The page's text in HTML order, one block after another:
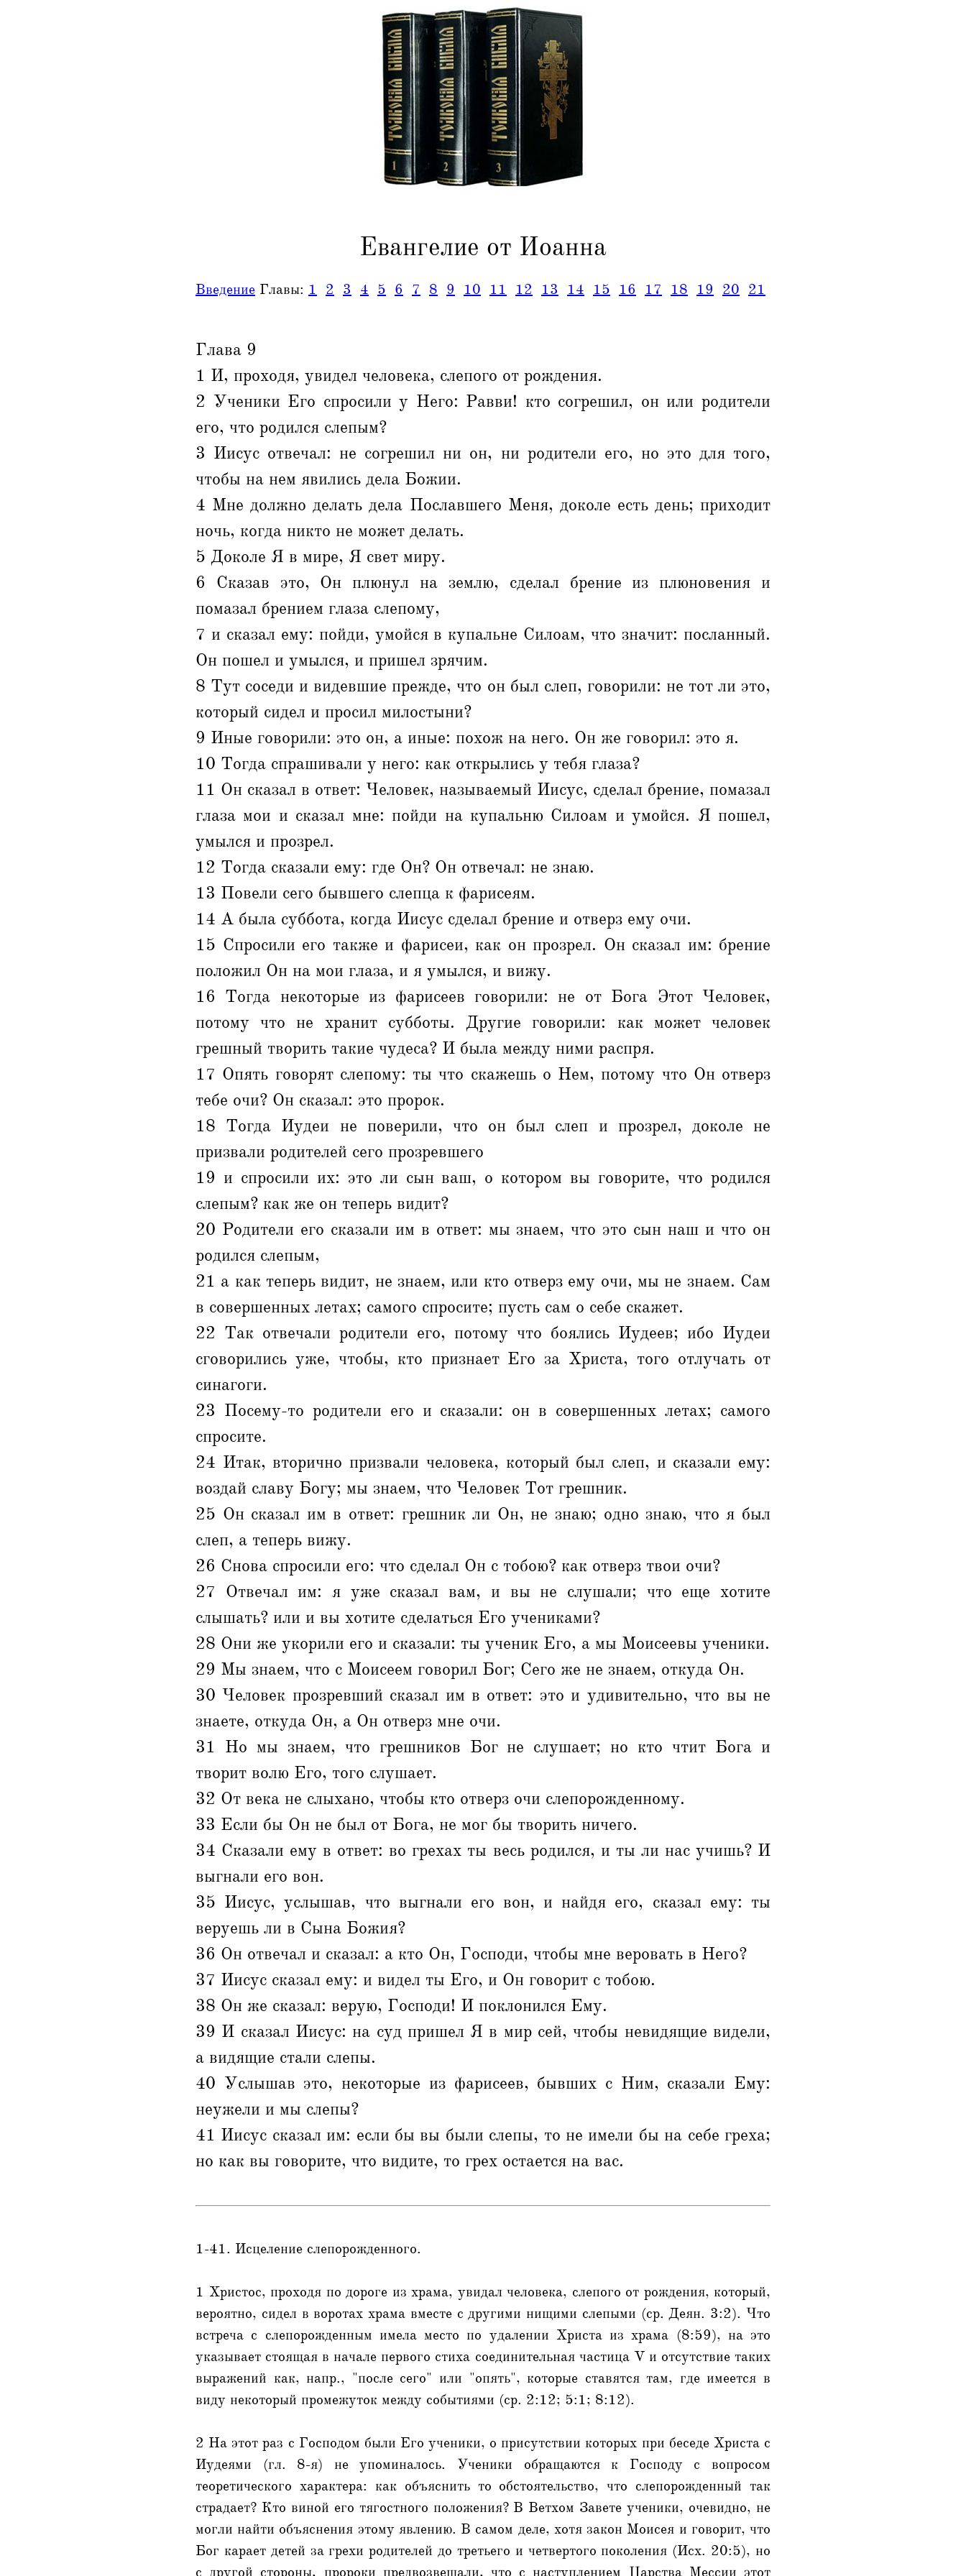
Евангелие от Иоанна
Введение Главы: 1 2 3 4 5 6 7 8 9 10 11 12 13 14 15 16 17 18 19 20 21
Глава 9
1 И, проходя, увидел человека, слепого от рождения.
2 Ученики Его спросили у Него: Равви! кто согрешил, он или родители
его, что родился слепым?
3 Иисус отвечал: не согрешил ни он, ни родители его, но это для того,
чтобы на нем явились дела Божии.
4 Мне должно делать дела Пославшего Меня, доколе есть день; приходит
ночь, когда никто не может делать.
5 Доколе Я в мире, Я свет миру.
6 Сказав это, Он плюнул на землю, сделал брение из плюновения и
помазал брением глаза слепому,
7 и сказал ему: пойди, умойся в купальне Силоам, что значит: посланный.
Он пошел и умылся, и пришел зрячим.
8 Тут соседи и видевшие прежде, что он был слеп, говорили: не тот ли это,
который сидел и просил милостыни?
9 Иные говорили: это он, а иные: похож на него. Он же говорил: это я.
10 Тогда спрашивали у него: как открылись у тебя глаза?
11 Он сказал в ответ: Человек, называемый Иисус, сделал брение, помазал
глаза мои и сказал мне: пойди на купальню Силоам и умойся. Я пошел,
умылся и прозрел.
12 Тогда сказали ему: где Он? Он отвечал: не знаю.
13 Повели сего бывшего слепца к фарисеям.
14 А была суббота, когда Иисус сделал брение и отверз ему очи.
15 Спросили его также и фарисеи, как он прозрел. Он сказал им: брение
положил Он на мои глаза, и я умылся, и вижу.
16 Тогда некоторые из фарисеев говорили: не от Бога Этот Человек,
потому что не хранит субботы. Другие говорили: как может человек
грешный творить такие чудеса? И была между ними распря.
17 Опять говорят слепому: ты что скажешь о Нем, потому что Он отверз
тебе очи? Он сказал: это пророк.
18 Тогда Иудеи не поверили, что он был слеп и прозрел, доколе не
призвали родителей сего прозревшего
19 и спросили их: это ли сын ваш, о котором вы говорите, что родился
слепым? как же он теперь видит?
20 Родители его сказали им в ответ: мы знаем, что это сын наш и что он
родился слепым,
21 а как теперь видит, не знаем, или кто отверз ему очи, мы не знаем. Сам
в совершенных летах; самого спросите; пусть сам о себе скажет.
22 Так отвечали родители его, потому что боялись Иудеев; ибо Иудеи
сговорились уже, чтобы, кто признает Его за Христа, того отлучать от
синагоги.
23 Посему-то родители его и сказали: он в совершенных летах; самого
спросите.
24 Итак, вторично призвали человека, который был слеп, и сказали ему:
воздай славу Богу; мы знаем, что Человек Тот грешник.
25 Он сказал им в ответ: грешник ли Он, не знаю; одно знаю, что я был
слеп, а теперь вижу.
26 Снова спросили его: что сделал Он с тобою? как отверз твои очи?
27 Отвечал им: я уже сказал вам, и вы не слушали; что еще хотите
слышать? или и вы хотите сделаться Его учениками?
28 Они же укорили его и сказали: ты ученик Его, а мы Моисеевы ученики.
29 Мы знаем, что с Моисеем говорил Бог; Сего же не знаем, откуда Он.
30 Человек прозревший сказал им в ответ: это и удивительно, что вы не
знаете, откуда Он, а Он отверз мне очи.
31 Но мы знаем, что грешников Бог не слушает; но кто чтит Бога и
творит волю Его, того слушает.
32 От века не слыхано, чтобы кто отверз очи слепорожденному.
33 Если бы Он не был от Бога, не мог бы творить ничего.
34 Сказали ему в ответ: во грехах ты весь родился, и ты ли нас учишь? И
выгнали его вон.
35 Иисус, услышав, что выгнали его вон, и найдя его, сказал ему: ты
веруешь ли в Сына Божия?
36 Он отвечал и сказал: а кто Он, Господи, чтобы мне веровать в Него?
37 Иисус сказал ему: и видел ты Его, и Он говорит с тобою.
38 Он же сказал: верую, Господи! И поклонился Ему.
39 И сказал Иисус: на суд пришел Я в мир сей, чтобы невидящие видели,
а видящие стали слепы.
40 Услышав это, некоторые из фарисеев, бывших с Ним, сказали Ему:
неужели и мы слепы?
41 Иисус сказал им: если бы вы были слепы, то не имели бы на себе греха;
но как вы говорите, что видите, то грех остается на вас.
1-41. Исцеление слепорожденного.
1 Христос, проходя по дороге из храма, увидал человека, слепого от рождения, который,
вероятно, сидел в воротах храма вместе с другими нищими слепыми (ср. Деян. 3:2). Что
встреча с слепорожденным имела место по удалении Христа из храма (8:59), на это
указывает стоящая в начале первого стиха соединительная частица V и отсутствие таких
выражений как, напр., "после сего" или "опять", которые ставятся там, где имеется в
виду некоторый промежуток между событиями (ср. 2:12; 5:1; 8:12).
2 На этот раз с Господом были Его ученики, о присутствии которых при беседе Христа с
Иудеями (гл. 8-я) не упоминалось. Ученики обращаются к Господу с вопросом
теоретического характера: как объяснить то обстоятельство, что слепорожденный так
страдает? Кто виной его тягостного положения? В Ветхом Завете ученики, очевидно, не
могли найти объяснения этому явлению. В самом деле, хотя закон Моисея и говорит, что
Бог карает детей за грехи родителей до третьего и четвертого поколения (Исх. 20:5), но
с другой стороны, пророки предвозвещали, что с наступлением Царства Мессии этот